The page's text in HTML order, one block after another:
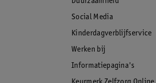
Social Media
Kinderdagverblijfservice
Werken bij
Informatiepagina's